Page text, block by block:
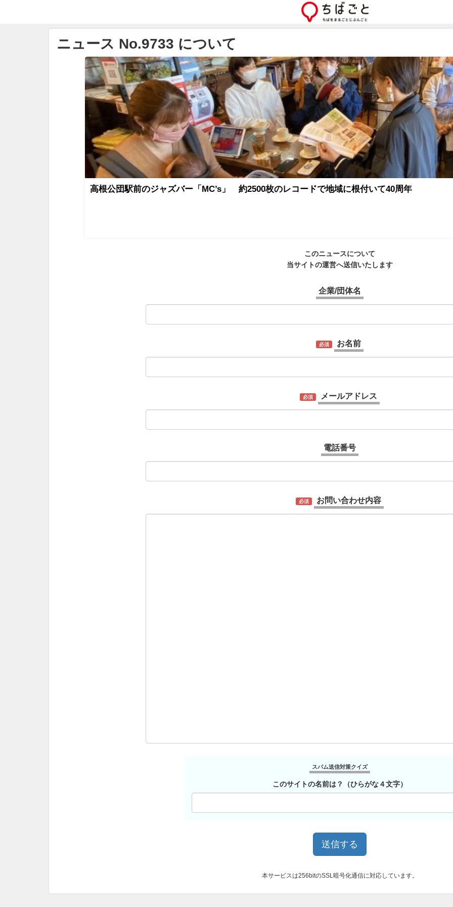
ニュース No.9733 について
高根公団駅前のジャズバー「MC’s」 約2500枚のレコードで地域に根付いて40周年
このニュースについて
当サイトの運営へ送信いたします
企業/団体名
必須 お名前
必須 メールアドレス
電話番号
必須 お問い合わせ内容
スパム送信対策クイズ
このサイトの名前は？（ひらがな４文字）
本サービスは256bitのSSL暗号化通信に対応しています。